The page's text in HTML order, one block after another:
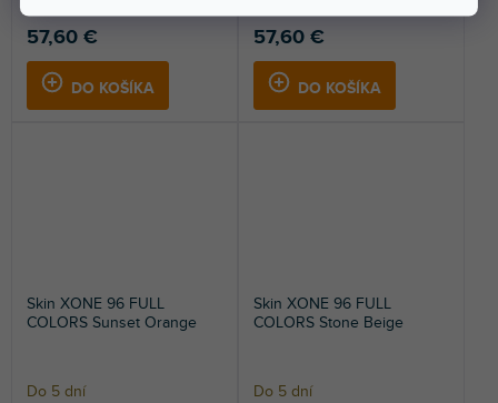
57,60 €
DO KOŠÍKA
57,60 €
DO KOŠÍKA
Skin XONE 96 FULL
COLORS Sunset Orange
Do 5 dní
Skin XONE 96 FULL
COLORS Stone Beige
Do 5 dní